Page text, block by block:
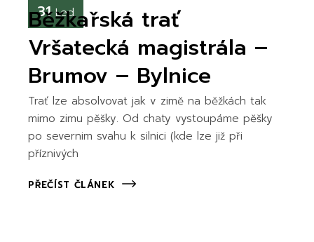
31 Led
Běžkařská trať
Vršatecká magistrála –
Brumov – Bylnice
Trať lze absolvovat jak v zimě na běžkách tak
mimo zimu pěšky. Od chaty vystoupáme pěšky
po severnim svahu k silnici (kde lze již při
příznivých
PŘEČÍST ČLÁNEK